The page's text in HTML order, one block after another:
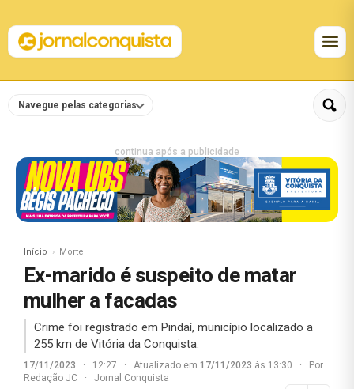
Navegue pelas categorias
continua após a publicidade
Início Morte
Ex-marido é suspeito de matar
mulher a facadas
Crime foi registrado em Pindaí, município localizado a
255 km de Vitória da Conquista.
17/11/2023 · 12:27 · Atualizado em 17/11/2023 às 13:30 ·
Por
Redação JC
· Jornal Conquista